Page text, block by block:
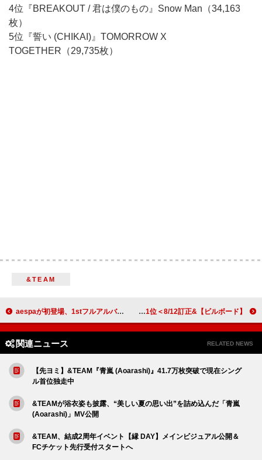
4位『BREAKOUT / 君は僕のもの』Snow Man（34,163
枚）
5位『誓い (CHIKAI)』TOMORROW X
TOGETHER（29,735枚）
&TEAM
aespaが初登場、1stフルアルバムより「Supernova」をパフォーマンス＜THE FIRST TAKE＞ 【ビルボード】&TEAM『青嵐 (Aoarashi)』46.1万枚でシングル1位＜8/12訂正＞
関連ニュース RELATED NEWS
【先ヨミ】&TEAM『青嵐 (Aoarashi)』41.7万枚突破で現在シング
ル首位独走中
&TEAMが浴衣姿も披露、“美しい夏の思い出”を詰め込んだ「青嵐
(Aoarashi)」MV公開
&TEAM、結成2周年イベント【縁 DAY】メインビジュアル公開＆
FCチケット先行受付スタートへ